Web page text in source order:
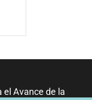
el Avance de la